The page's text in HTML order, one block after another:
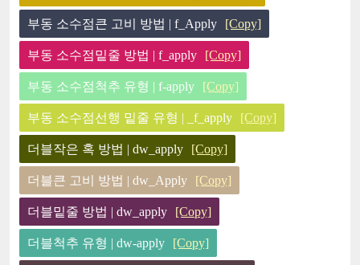
부동 소수점큰 고비 방법 | f_Apply [Copy]
부동 소수점밑줄 방법 | f_apply [Copy]
부동 소수점척추 유형 | f-apply [Copy]
부동 소수점선행 밑줄 유형 | _f_apply [Copy]
더블작은 혹 방법 | dw_apply [Copy]
더블큰 고비 방법 | dw_Apply [Copy]
더블밑줄 방법 | dw_apply [Copy]
더블척추 유형 | dw-apply [Copy]